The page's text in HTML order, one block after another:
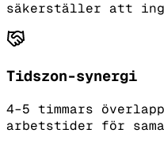
säkerställer att
Tidszon-synergi
4–5 timmars
arbetstider för